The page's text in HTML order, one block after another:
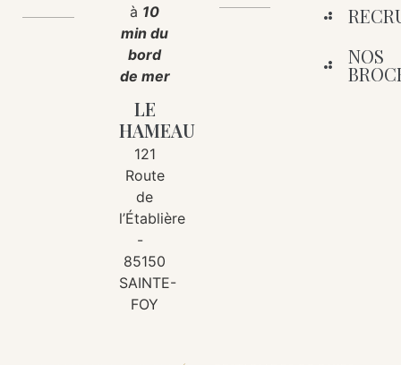
à 10
min du
bord
de mer
LE
HAMEAU
121
Route
de
l’Établière
-
85150
SAINTE-
FOY
NOS